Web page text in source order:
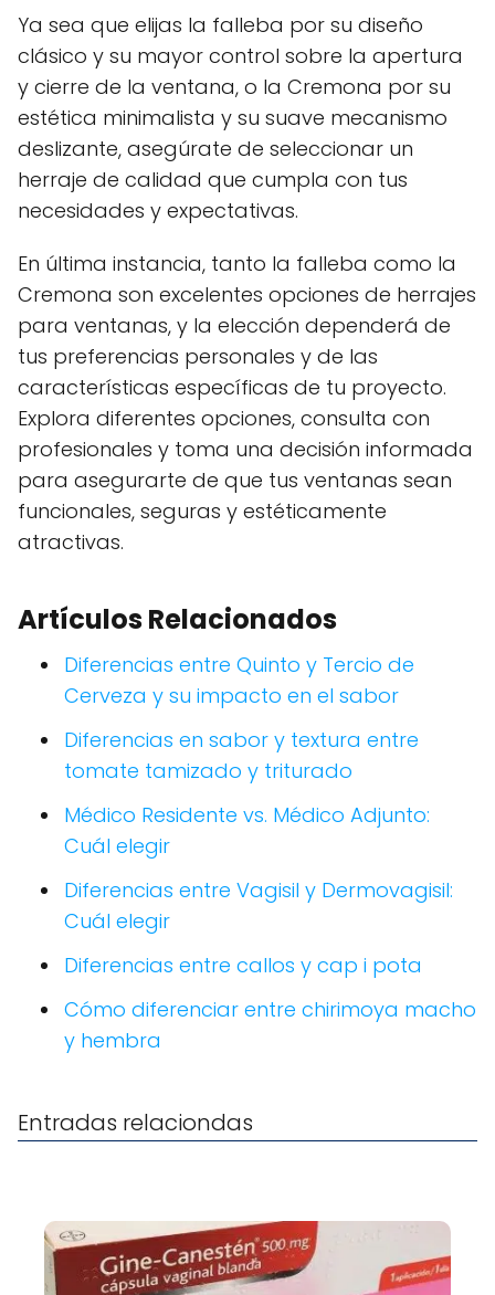
Ya sea que elijas la falleba por su diseño
clásico y su mayor control sobre la apertura
y cierre de la ventana, o la Cremona por su
estética minimalista y su suave mecanismo
deslizante, asegúrate de seleccionar un
herraje de calidad que cumpla con tus
necesidades y expectativas.
En última instancia, tanto la falleba como la
Cremona son excelentes opciones de herrajes
para ventanas, y la elección dependerá de
tus preferencias personales y de las
características específicas de tu proyecto.
Explora diferentes opciones, consulta con
profesionales y toma una decisión informada
para asegurarte de que tus ventanas sean
funcionales, seguras y estéticamente
atractivas.
Artículos Relacionados
Diferencias entre Quinto y Tercio de
Cerveza y su impacto en el sabor
Diferencias en sabor y textura entre
tomate tamizado y triturado
Médico Residente vs. Médico Adjunto:
Cuál elegir
Diferencias entre Vagisil y Dermovagisil:
Cuál elegir
Diferencias entre callos y cap i pota
Cómo diferenciar entre chirimoya macho
y hembra
Entradas relaciondas